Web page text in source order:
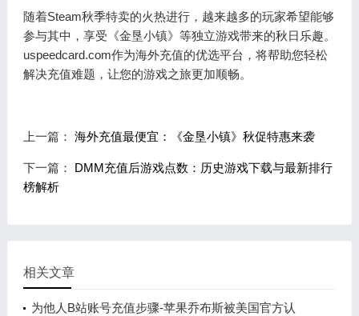
随着Steam秋季特卖的火热进行，越来越多的玩家希望能够
参与其中，享受《金垦小镇》等独立游戏带来的秋日乐趣。
uspeedcard.com作为海外充值的优选平台，将帮助您轻松
解决充值难题，让您的游戏之旅更加顺畅。
上一篇： 海外充值最便宜：《金垦小镇》秋促特惠来袭
下一篇： DMM充值后游戏点数：历史游戏下载与最新排行
榜解析
相关文章
为他人B站账号充值步骤-苹果乔布斯被美国官方认